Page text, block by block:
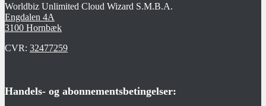
Worldbiz Unlimited Cloud Wizard S.M.B.A.
Engdalen 4A
3100 Hornbæk
CVR: 32477259
Handels- og abonnementsbetingelser: